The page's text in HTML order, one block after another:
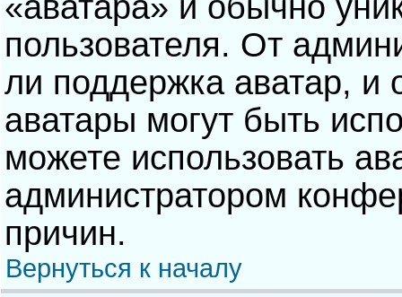
пользователя. От
ли поддержка аватар, и
аватары могут быть
можете использовать
администратором
причин.
Вернуться к началу